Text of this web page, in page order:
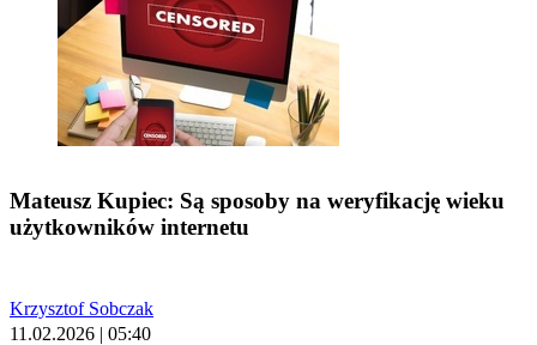
Mateusz Kupiec: Są sposoby na weryfikację wieku
użytkowników internetu
Krzysztof Sobczak
11.02.2026 | 05:40